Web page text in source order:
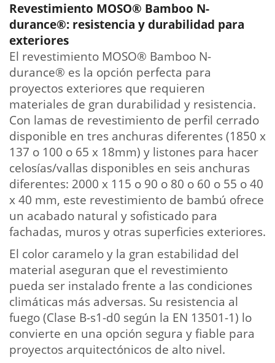
Revestimiento MOSO® Bamboo N-
durance®: resistencia y durabilidad para
exteriores
El revestimiento MOSO® Bamboo N-
durance® es la opción perfecta para
proyectos exteriores que requieren
materiales de gran durabilidad y resistencia.
Con lamas de revestimiento de perfil cerrado
disponible en tres anchuras diferentes (1850 x
137 o 100 o 65 x 18mm) y listones para hacer
celosías/vallas disponibles en seis anchuras
diferentes: 2000 x 115 o 90 o 80 o 60 o 55 o 40
x 40 mm, este revestimiento de bambú ofrece
un acabado natural y sofisticado para
fachadas, muros y otras superficies exteriores.
El color caramelo y la gran estabilidad del
material aseguran que el revestimiento
pueda ser instalado frente a las condiciones
climáticas más adversas. Su resistencia al
fuego (Clase B-s1-d0 según la EN 13501-1) lo
convierte en una opción segura y fiable para
proyectos arquitectónicos de alto nivel.